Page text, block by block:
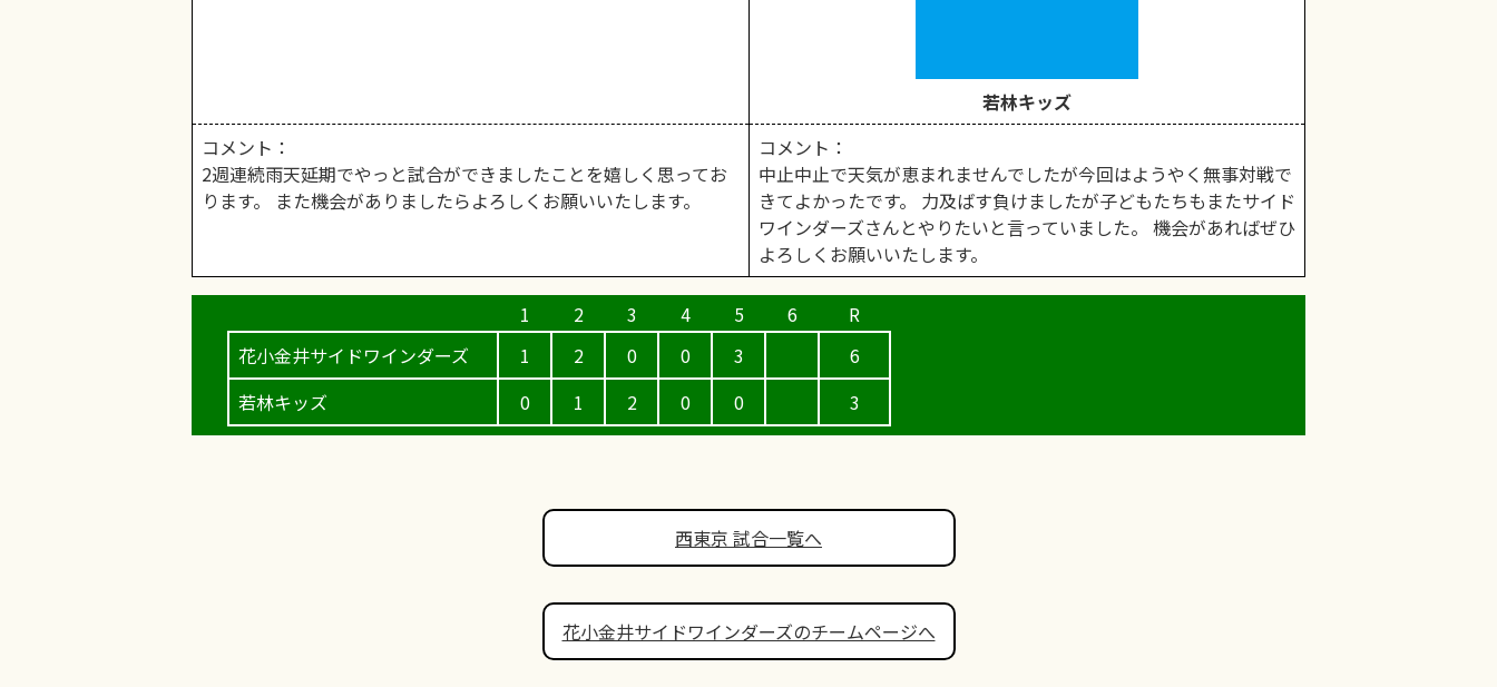
若林キッズ
コメント：
2週連続雨天延期でやっと試合ができましたことを嬉しく思ってお
ります。 また機会がありましたらよろしくお願いいたします。
コメント：
中止中止で天気が恵まれませんでしたが今回はようやく無事対戦で
きてよかったです。 力及ばす負けましたが子どもたちもまたサイド
ワインダーズさんとやりたいと言っていました。 機会があればぜひ
よろしくお願いいたします。
花小金井サイドワインダーズ
若林キッズ
1
0
2
1
0
2
0
0
3
0
6
3
西東京 試合一覧へ
花小金井サイドワインダーズのチームページへ